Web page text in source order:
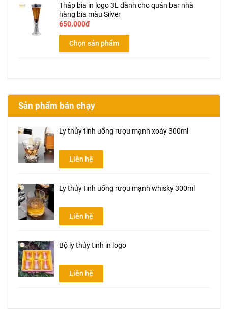
Tháp bia in logo 3L dành cho quán bar nhà
hàng bia màu Silver
650.000đ
Chọn sản phẩm
Sản phẩm bán chạy
Ly thủy tinh uống rượu mạnh xoáy 300ml
Liên hệ
Ly thủy tinh uống rượu mạnh whisky 300ml
Liên hệ
Bộ ly thủy tinh in logo
Liên hệ